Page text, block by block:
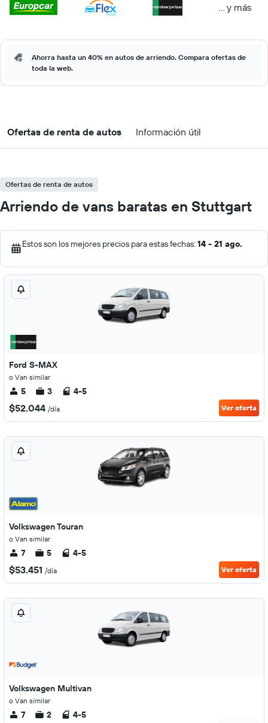
… y más
Ahorra hasta un 40% en autos de arriendo. Compara ofertas de
toda la web.
Ofertas de renta de autos Información útil
Ofertas de renta de autos
Arriendo de vans baratas en Stuttgart
Estos son los mejores precios para estas fechas: 14 - 21 ago.
Ford S-MAX
o Van similar
5 3 4-5
$52.044 /día Ver oferta
Volkswagen Touran
o Van similar
7 5 4-5
$53.451 /día Ver oferta
Volkswagen Multivan
o Van similar
7 2 4-5